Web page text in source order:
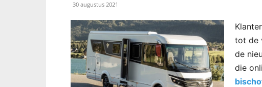
30 augustus 2021
tot de
de
die